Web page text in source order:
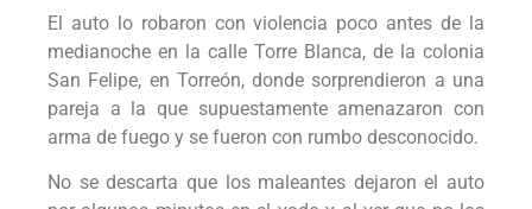
El auto lo robaron con violencia poco antes de la
medianoche en la calle Torre Blanca, de la colonia
San Felipe, en Torreón, donde sorprendieron a una
pareja a la que supuestamente amenazaron con
arma de fuego y se fueron con rumbo desconocido.
No se descarta que los maleantes dejaron el auto